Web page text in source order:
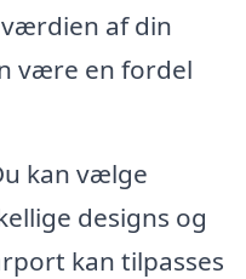
af din
være en fordel
kan vælge
designs og
kan tilpasses